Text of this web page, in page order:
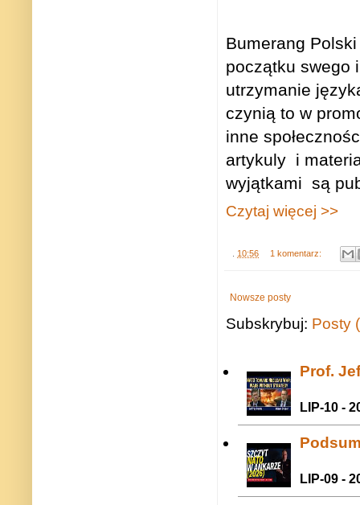
Bumerang
początku swego
utrzymanie
czynią to w
inne
artykuly i
wyjątkami są
Czytaj więcej >>
10:56 1 komentarz:
Nowsze posty
Subskrybuj: Posty
Prof.
LIP-10 -
LIP-09 -